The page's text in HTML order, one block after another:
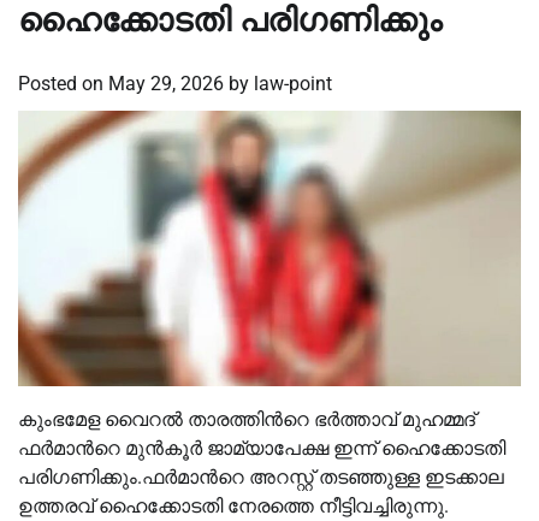
ഹൈക്കോടതി പരിഗണിക്കും
Posted on May 29, 2026 by law-point
കുംഭമേള വൈറല്‍ താരത്തിൻറെ ഭർത്താവ് മുഹമ്മദ്
ഫര്‍മാന്‍റെ മുന്‍കൂര്‍ ജാമ്യാപേക്ഷ ഇന്ന് ഹൈക്കോടതി
പരിഗണിക്കും.ഫര്‍മാന്‍റെ അറസ്റ്റ് തടഞ്ഞുള്ള ഇടക്കാല
ഉത്തരവ് ഹൈക്കോടതി നേരത്തെ നീട്ടിവച്ചിരുന്നു.